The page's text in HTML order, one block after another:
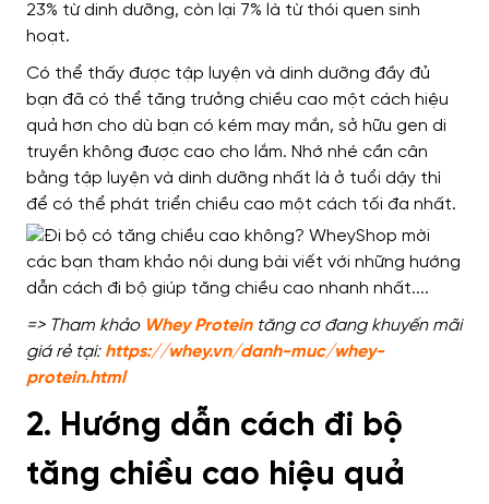
23% từ dinh dưỡng, còn lại 7% là từ thói quen sinh
hoạt.
Có thể thấy được tập luyện và dinh dưỡng đầy đủ
bạn đã có thể tăng trưởng chiều cao một cách hiệu
quả hơn cho dù bạn có kém may mắn, sở hữu gen di
truyền không được cao cho lắm. Nhớ nhé cần cân
bằng tập luyện và dinh dưỡng nhất là ở tuổi dậy thì
để có thể phát triển chiều cao một cách tối đa nhất.
=> Tham khảo Whey Proteintăng cơ đang khuyến mãi
giá rẻ tại: https://whey.vn/danh-muc/whey-
protein.html
2. Hướng dẫn cách đi bộ
tăng chiều cao hiệu quả